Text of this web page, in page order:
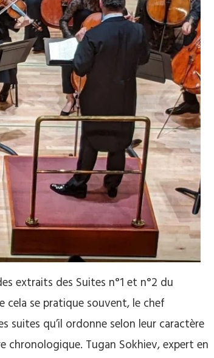
extraits des Suites n°1 et n°2 du
cela se pratique souvent, le chef
suites qu’il ordonne selon leur caractère
chronologique. Tugan Sokhiev, expert en